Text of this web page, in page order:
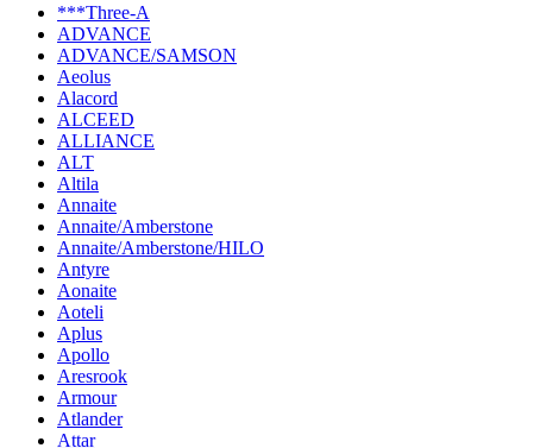
***Three-A
ADVANCE
ADVANCE/SAMSON
Aeolus
Alacord
ALCEED
ALLIANCE
ALT
Altila
Annaite
Annaite/Amberstone
Annaite/Amberstone/HILO
Antyre
Aonaite
Aoteli
Aplus
Apollo
Aresrook
Armour
Atlander
Attar